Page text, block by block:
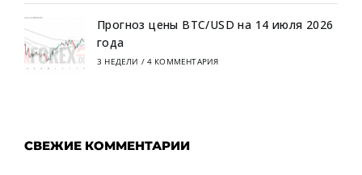
Прогноз цены BTC/USD на 14 июля 2026
года
3 НЕДЕЛИ / 4 КОММЕНТАРИЯ
СВЕЖИЕ КОММЕНТАРИИ